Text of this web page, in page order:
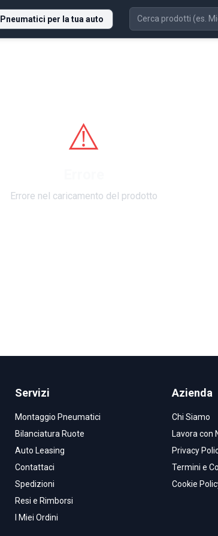
Pneumatici per la tua auto
⚠️
Errore nel caricamento del prodotto
Servizi
Montaggio Pneumatici
Bilanciatura Ruote
Auto Leasing
Contattaci
Spedizioni
Resi e Rimborsi
I Miei Ordini
Azienda
Chi Siamo
Lavora con
Privacy
Termini e
Cookie